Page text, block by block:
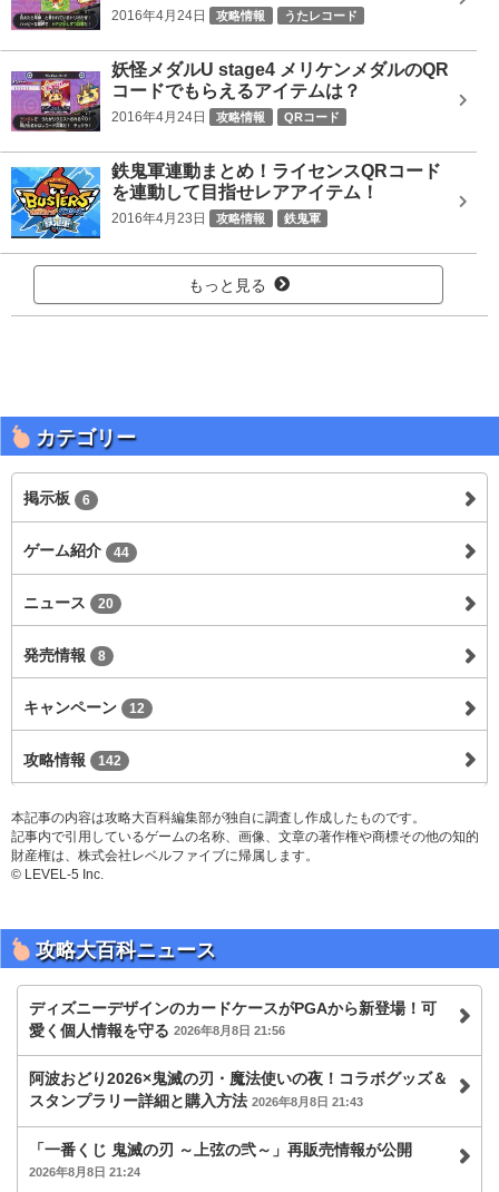
2016年4月24日 攻略情報 うたレコード
妖怪メダルU stage4 メリケンメダルのQR
コードでもらえるアイテムは？
2016年4月24日 攻略情報 QRコード
鉄鬼軍連動まとめ！ライセンスQRコード
を連動して目指せレアアイテム！
2016年4月23日 攻略情報 鉄鬼軍
もっと見る
カテゴリー
掲示板 6
ゲーム紹介 44
ニュース 20
発売情報 8
キャンペーン 12
攻略情報 142
本記事の内容は攻略大百科編集部が独自に調査し作成したものです。
記事内で引用しているゲームの名称、画像、文章の著作権や商標その他の知的
財産権は、株式会社レベルファイブに帰属します。
© LEVEL-5 Inc.
攻略大百科ニュース
ディズニーデザインのカードケースがPGAから新登場！可
愛く個人情報を守る 2026年8月8日 21:56
阿波おどり2026×鬼滅の刃・魔法使いの夜！コラボグッズ＆
スタンプラリー詳細と購入方法 2026年8月8日 21:43
「一番くじ 鬼滅の刃 ～上弦の弐～」再販売情報が公開
2026年8月8日 21:24